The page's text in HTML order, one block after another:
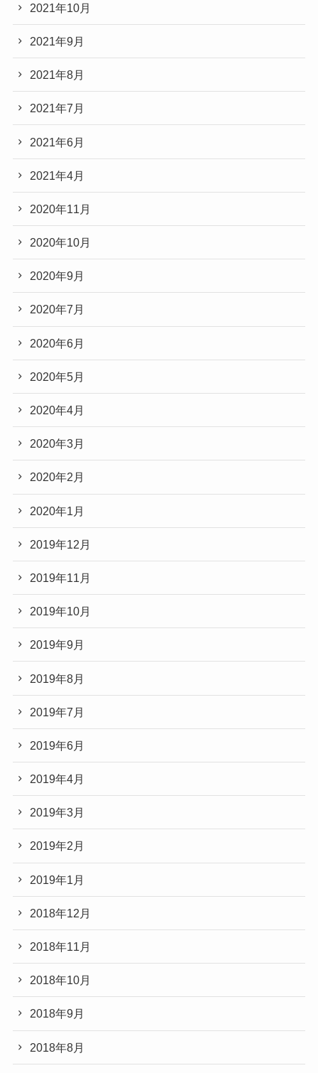
2021年10月
2021年9月
2021年8月
2021年7月
2021年6月
2021年4月
2020年11月
2020年10月
2020年9月
2020年7月
2020年6月
2020年5月
2020年4月
2020年3月
2020年2月
2020年1月
2019年12月
2019年11月
2019年10月
2019年9月
2019年8月
2019年7月
2019年6月
2019年4月
2019年3月
2019年2月
2019年1月
2018年12月
2018年11月
2018年10月
2018年9月
2018年8月